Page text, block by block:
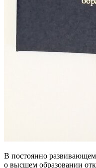
В постоянно
о высшем образовании